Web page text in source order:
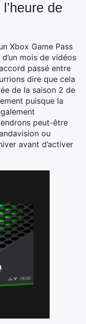
de
Xbox Game Pass
mois de vidéos
passé entre
dire que cela
de la saison 2 de
puisque la
peut-être
ou
avant d’activer